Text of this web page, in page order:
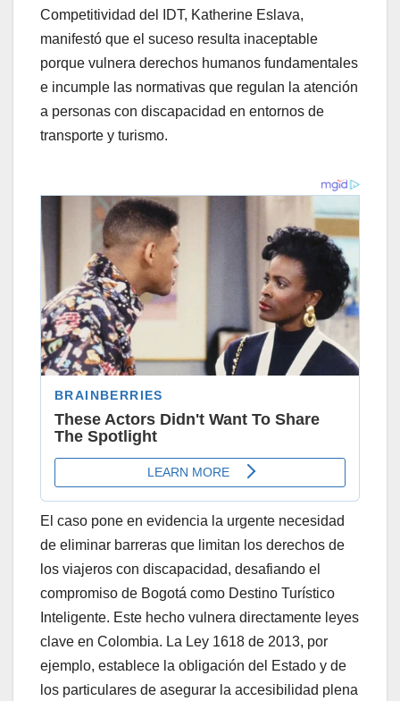
Competitividad del IDT, Katherine Eslava,
manifestó que el suceso resulta inaceptable
porque vulnera derechos humanos fundamentales
e incumple las normativas que regulan la atención
a personas con discapacidad en entornos de
transporte y turismo.
El caso pone en evidencia la urgente necesidad
de eliminar barreras que limitan los derechos de
los viajeros con discapacidad, desafiando el
compromiso de Bogotá como Destino Turístico
Inteligente. Este hecho vulnera directamente leyes
clave en Colombia. La Ley 1618 de 2013, por
ejemplo, establece la obligación del Estado y de
los particulares de asegurar la accesibilidad plena